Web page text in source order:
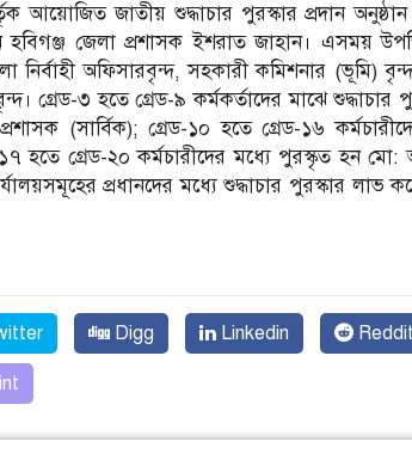
আয়োজিত জাতীয় শুদ্ধাচার পুরস্কার প্রদান
হবিগঞ্জ জেলা প্রশাসক ইশরাত জাহান। এসময়
নির্বাহী অফিসারবৃন্দ, সহকারী কমিশনার (ভূমি)
গ্রেড-৩ হতে গ্রেড-৯ কর্মকর্তাদের মাঝে
(সার্বিক); গ্রেড-১০ হতে গ্রেড-১৬
১৭ হতে গ্রেড-২০ কর্মচারীদের মধ্যে পুরস্কৃত হন
প্রধানদের মধ্যে শুদ্ধাচার পুরস্কার লাভ
Digg Linkedin Reddit